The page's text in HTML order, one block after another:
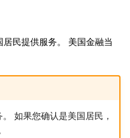
民提供服务。 美国金融当
如果您确认是美国居民，